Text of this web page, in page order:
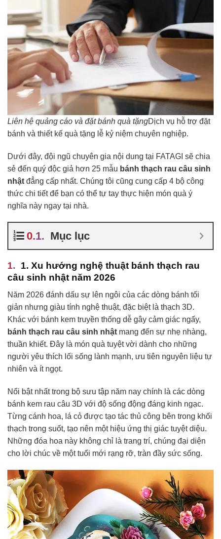
Liên hệ quảng cáo và đặt bánh quà tặngDịch vụ hỗ trợ đặt
bánh và thiết kế quà tặng lễ kỷ niệm chuyên nghiệp.
Dưới đây, đội ngũ chuyên gia nội dung tại FATAGI sẽ chia
sẻ đến quý độc giả hơn 25 mẫu bánh thạch rau câu sinh
nhật đẳng cấp nhất. Chúng tôi cũng cung cấp 4 bộ công
thức chi tiết để bạn có thể tự tay thực hiện món quà ý
nghĩa này ngay tại nhà.
Mục lục
1. Xu hướng nghệ thuật bánh thạch rau
câu sinh nhật năm 2026
Năm 2026 đánh dấu sự lên ngôi của các dòng bánh tối
giản nhưng giàu tính nghệ thuật, đặc biệt là thạch 3D.
Khác với bánh kem truyền thống dễ gây cảm giác ngấy,
bánh thạch rau câu sinh nhật mang đến sự nhẹ nhàng,
thuần khiết. Đây là món quà tuyệt vời dành cho những
người yêu thích lối sống lành mạnh, ưu tiên nguyên liệu tự
nhiên và ít ngọt.
Nổi bật nhất trong bộ sưu tập năm nay chính là các dòng
bánh kem rau câu 3D với độ sống động đáng kinh ngạc.
Từng cánh hoa, lá cỏ được tạo tác thủ công bên trong khối
thạch trong suốt, tạo nên một hiệu ứng thị giác tuyệt diệu.
Những đóa hoa này không chỉ là trang trí, chúng đại diện
cho lời chúc về một tuổi mới rạng rỡ, tràn đầy sức sống.